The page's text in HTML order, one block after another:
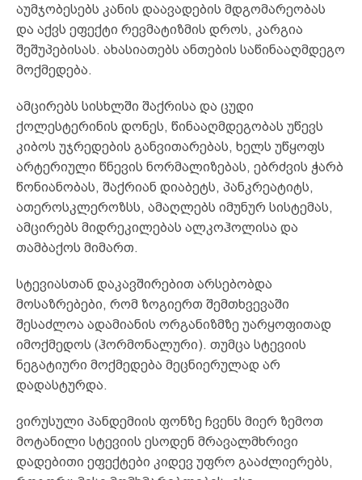
აუმჯობესებს კანის დაავადების მდგომარეობას
და აქვს ეფექტი რევმატიზმის დროს, კარგია
შეშუპებისას. ახასიათებს ანთების საწინააღმდეგო
მოქმედება.
ამცირებს სისხლში შაქრისა და ცუდი
ქოლესტერინის დონეს, წინააღმდეგობას უწევს
კიბოს უჯრედების განვითარებას, ხელს უწყოფს
არტერიული წნევის ნორმალიზებას, ებრძვის ჭარბ
წონიანობას, შაქრიან დიაბეტს, პანკრეატიტს,
ათეროსკლეროზსს, ამაღლებს იმუნურ სისტემას,
ამცირებს მიდრეკილებას ალკოჰოლისა და
თამბაქოს მიმართ.
სტევიასთან დაკავშირებით არსებობდა
მოსაზრებები, რომ ზოგიერთ შემთხვევაში
შესაძლოა ადამიანის ორგანიზმზე უარყოფითად
იმოქმედოს (ჰორმონალური). თუმცა სტევიის
ნეგატიური მოქმედება მეცნიერულად არ
დადასტურდა.
ვირუსული პანდემიის ფონზე ჩვენს მიერ ზემოთ
მოტანილი სტევიის ესოდენ მრავალმხრივი
დადებითი ეფექტები კიდევ უფრო გააძლიერებს,